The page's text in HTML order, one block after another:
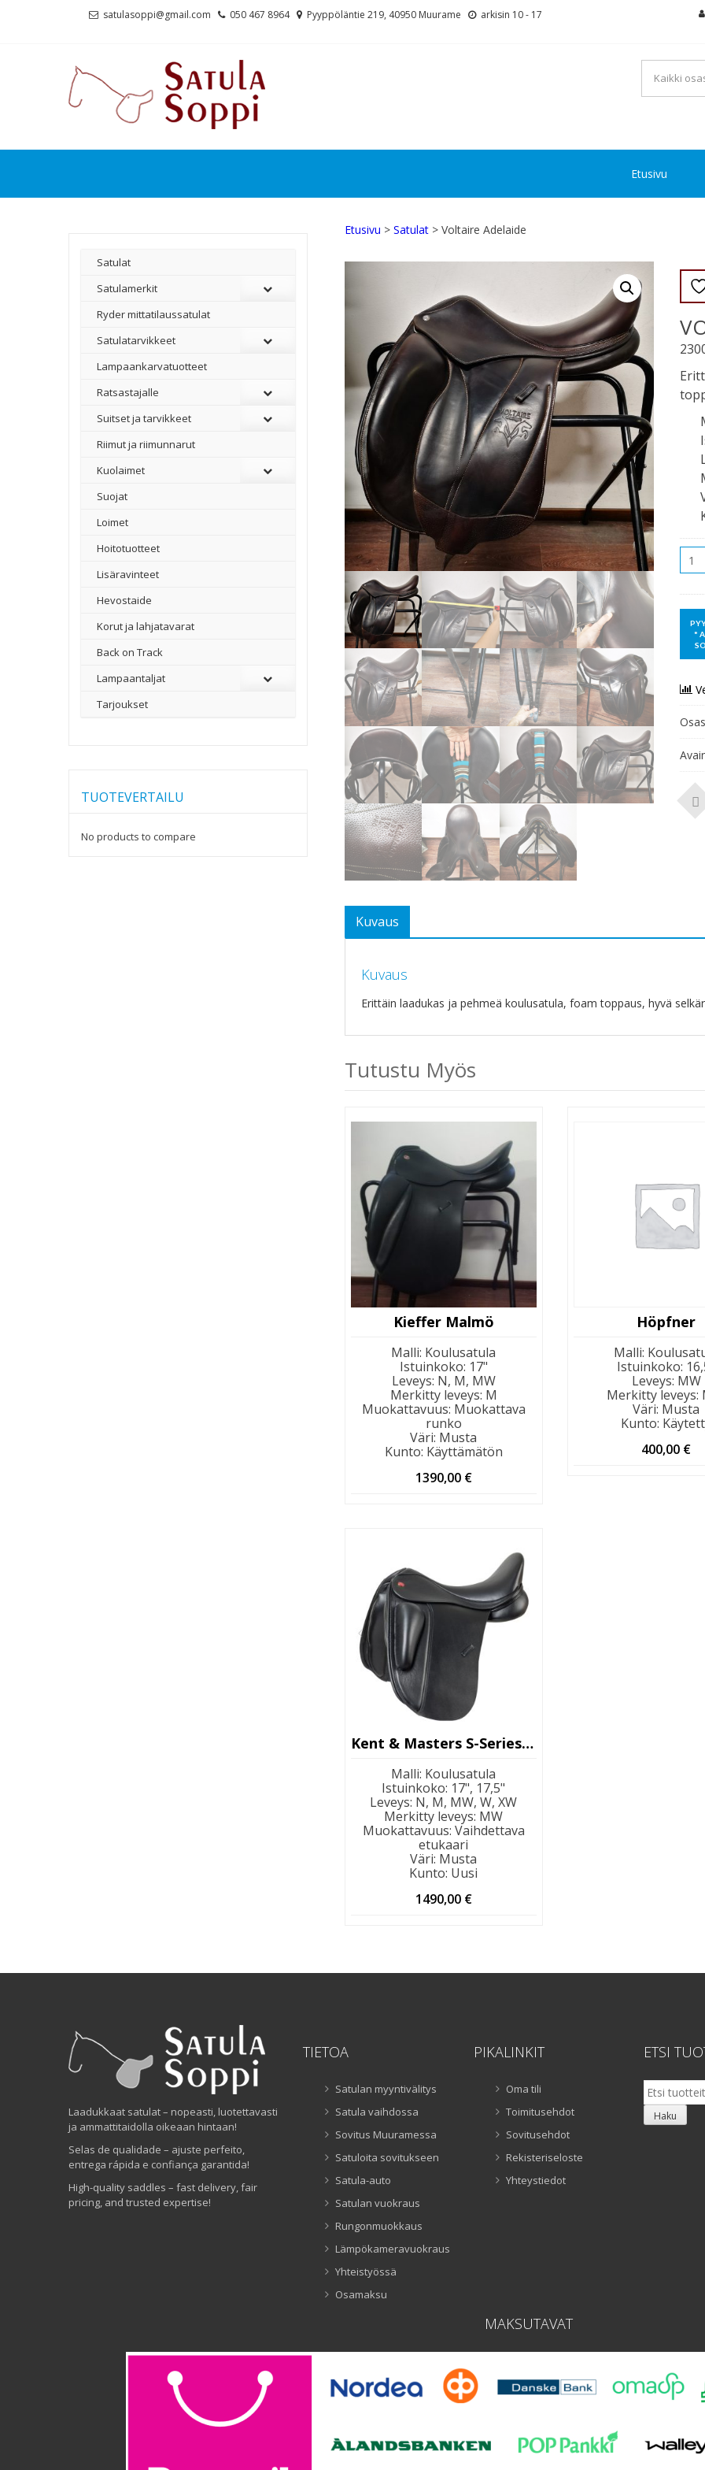
satulasoppi@gmail.com 050 467 8964 Pyyppöläntie 219, 40950 Muurame arkisin 10 - 17
Etusivu
Etusivu > Satulat > Voltaire Adelaide
Kuvaus
Kuvaus
Erittäin laadukas ja pehmeä koulusatula, foam toppaus, hyvä
Tutustu Myös
Kieffer Malmö
Malli: Koulusatula
Istuinkoko: 17"
Leveys: N, M, MW
Merkitty leveys: M
Muokattavuus: Muokattava
runko
Väri: Musta
Kunto: Käyttämätön
1390,00 €
Höpfner
Malli:
Istuinkoko:
Leveys: MW
Merkitty leveys:
Väri: Musta
Kunto:
400,00 €
Kent & Masters S-Series Surface Block
Malli: Koulusatula
Istuinkoko: 17", 17,5"
Leveys: N, M, MW, W, XW
Merkitty leveys: MW
Muokattavuus: Vaihdettava
etukaari
Väri: Musta
Kunto: Uusi
1490,00 €
Satulat
Satulamerkit
Ryder mittatilaussatulat
Satulatarvikkeet
–
Lampaankarvatuotteet
Ratsastajalle
Suitset ja tarvikkeet
Riimut ja riimunnarut
Kuolaimet
Suojat
Loimet
Hoitotuotteet
Lisäravinteet
Hevostaide
Korut ja lahjatavarat
Back on Track
Lampaantaljat
Tarjoukset
TUOTEVERTAILU
No products to compare
Laadukkaat satulat – nopeasti, luotettavasti
ja ammattitaidolla oikeaan hintaan!
Selas de qualidade – ajuste perfeito,
entrega rápida e confiança garantida!
High-quality saddles – fast delivery, fair
pricing, and trusted expertise!
TIETOA
Satulan myyntivälitys
Satula vaihdossa
Sovitus Muuramessa
Satuloita sovitukseen
Satula-auto
Satulan vuokraus
Rungonmuokkaus
Lämpökameravuokraus
Yhteistyössä
Osamaksu
PIKALINKIT
Oma tili
Toimitusehdot
Sovitusehdot
Rekisteriseloste
Yhteystiedot
ETSI
Etsi:
Haku
MAKSUTAVAT